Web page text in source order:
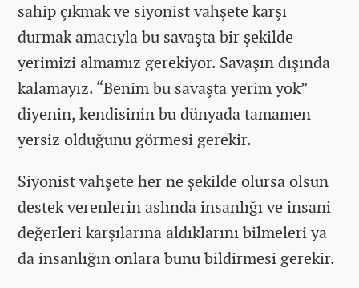
sahip çıkmak ve siyonist vahşete karşı
durmak amacıyla bu savaşta bir şekilde
yerimizi almamız gerekiyor. Savaşın dışında
kalamayız. “Benim bu savaşta yerim yok”
diyenin, kendisinin bu dünyada tamamen
yersiz olduğunu görmesi gerekir.
Siyonist vahşete her ne şekilde olursa olsun
destek verenlerin aslında insanlığı ve insani
değerleri karşılarına aldıklarını bilmeleri ya
da insanlığın onlara bunu bildirmesi gerekir.